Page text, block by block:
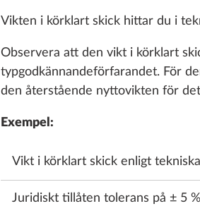
DYNOR BOENDEUTRUSTNING
Vikten i körklart skick hittar du i
Observera att den vikt i körklart
typgodkännandeförfarandet. För
den återstående nyttovikten för
Exempel:
Vikt i körklart skick enligt
Juridiskt tillåten tolerans på ± 5